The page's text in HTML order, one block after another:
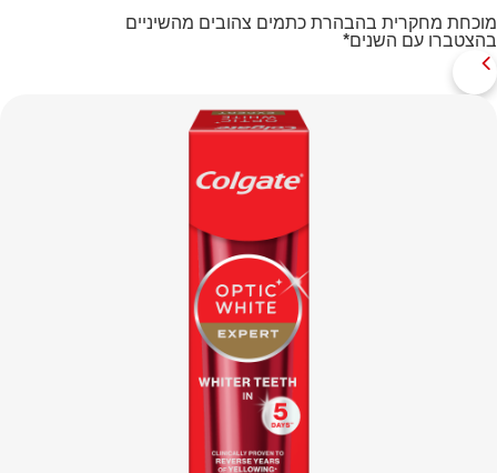
מוכחת מחקרית בהבהרת כתמים צהובים מהשיניים
בהצטברו עם השנים*